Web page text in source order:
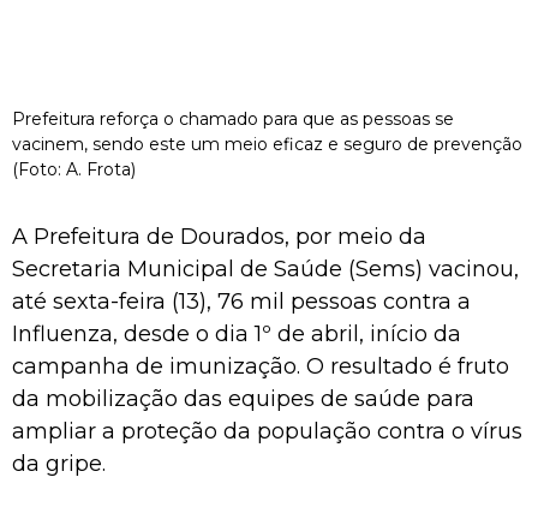
Prefeitura reforça o chamado para que as pessoas se
vacinem, sendo este um meio eficaz e seguro de prevenção
(Foto: A. Frota)
A Prefeitura de Dourados, por meio da
Secretaria Municipal de Saúde (Sems) vacinou,
até sexta-feira (13), 76 mil pessoas contra a
Influenza, desde o dia 1º de abril, início da
campanha de imunização. O resultado é fruto
da mobilização das equipes de saúde para
ampliar a proteção da população contra o vírus
da gripe.